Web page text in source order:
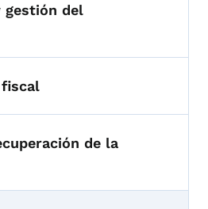
gestión del
fiscal
de la